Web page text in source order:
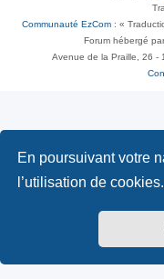
En poursuivant votre
l’utilisation de cookies.
Communauté EzCom : «
Forum hébergé
Avenue de la Praille, 26 -